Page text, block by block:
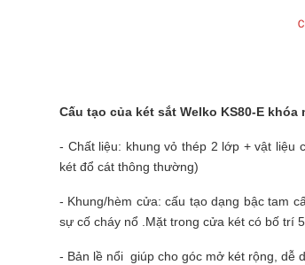
Cấu tạo của két sắt Welko KS80-E khóa
- Chất liệu: khung vỏ thép 2 lớp + vật liệu
két đổ cát thông thường)
- Khung/hèm cửa: cấu tạo dạng bậc tam
sự cố cháy nổ .Mặt trong cửa két có bố trí
- Bản lề nổi giúp cho góc mở két rộng, dễ